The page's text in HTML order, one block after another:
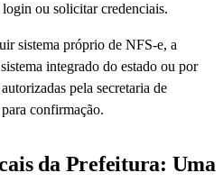
ou solicitar credenciais.
sistema próprio de NFS-e, a
integrado do estado ou por
pela secretaria de
confirmação.
da Prefeitura: Uma